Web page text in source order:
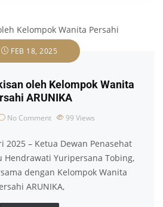
FEB 18, 2025
oleh Kelompok Wanita
ARUNIKA
No Comment 99 Views
2025 – Ketua Dewan Penasehat
Hendrawati Yuripersana Tobing,
dengan Kelompok Wanita
ARUNIKA,